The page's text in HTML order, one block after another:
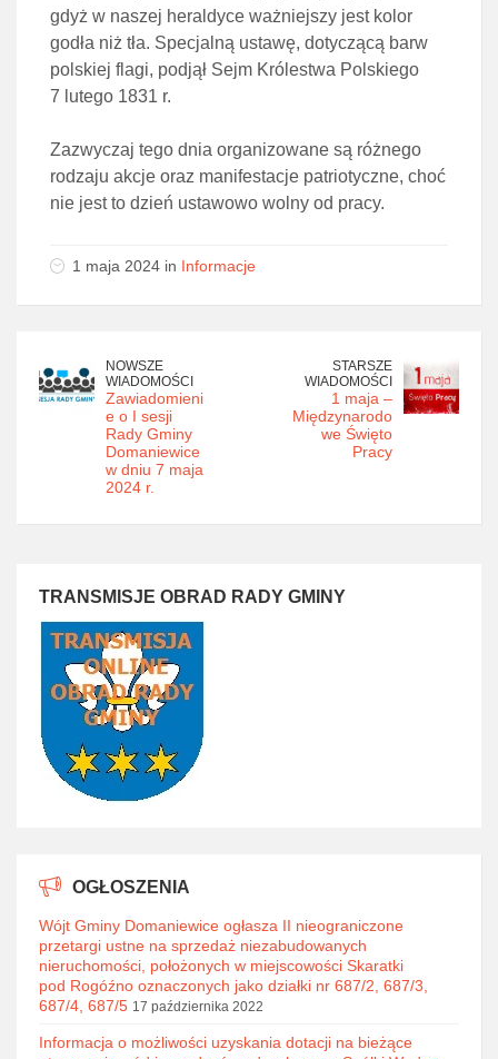
gdyż w naszej heraldyce ważniejszy jest kolor
godła niż tła. Specjalną ustawę, dotyczącą barw
polskiej flagi, podjął Sejm Królestwa Polskiego
7 lutego 1831 r.
Zazwyczaj tego dnia organizowane są różnego
rodzaju akcje oraz manifestacje patriotyczne, choć
nie jest to dzień ustawowo wolny od pracy.
1 maja 2024 in Informacje
NOWSZE
WIADOMOŚCI
Zawiadomieni
e o I sesji
Rady Gminy
Domaniewice
w dniu 7 maja
2024 r.
STARSZE
WIADOMOŚCI
1 maja –
Międzynarodo
we Święto
Pracy
TRANSMISJE OBRAD RADY GMINY
OGŁOSZENIA
Wójt Gminy Domaniewice ogłasza II nieograniczone
przetargi ustne na sprzedaż niezabudowanych
nieruchomości, położonych w miejscowości Skaratki
pod Rogóźno oznaczonych jako działki nr 687/2, 687/3,
687/4, 687/5 17 października 2022
Informacja o możliwości uzyskania dotacji na bieżące